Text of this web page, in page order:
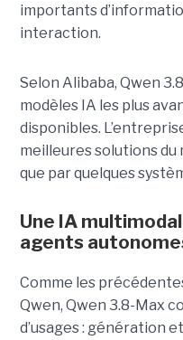
importants
interaction.
Selon Alibaba, Qwen
modèles IA les plus
disponibles.
meilleures solutions du
que par quelques
Une IA
agents
Comme les
Qwen, Qwen 3.8-Max
d’usages : génération